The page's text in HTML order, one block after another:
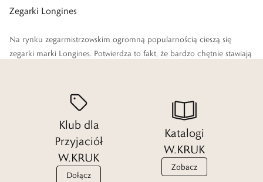
Zegarki Longines
Na rynku zegarmistrzowskim ogromną popularnością cieszą się
zegarki marki Longines. Potwierdza to fakt, że bardzo chętnie stawiają
Klub dla
Przyjaciół
W.KRUK
Dołącz
Katalogi
W.KRUK
Zobacz